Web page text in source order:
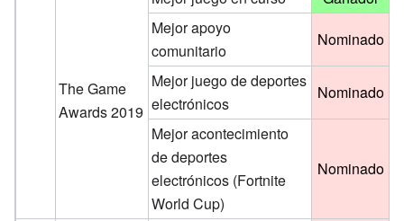
The Game
Awards 2019
Mejor apoyo
comunitario
Nominado
Mejor juego de deportes
electrónicos
Nominado
Mejor acontecimiento
de deportes
electrónicos (Fortnite
World Cup)
Nominado